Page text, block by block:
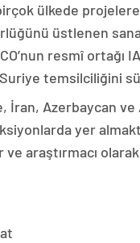
ülkede
üstlenen
resmî ortağı
temsilciliğini
İran, Azerbaycan ve
yer
ve araştırmacı